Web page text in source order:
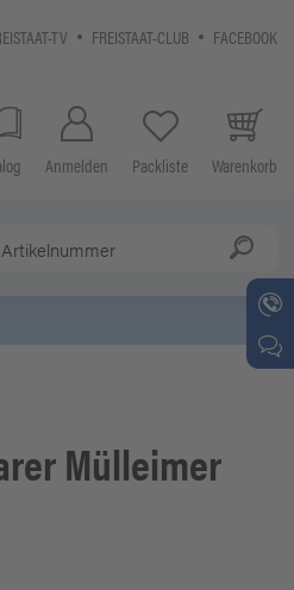
TV FREISTAAT-CLUB FACEBOOK
Anmelden Packliste Warenkorb
Mülleimer